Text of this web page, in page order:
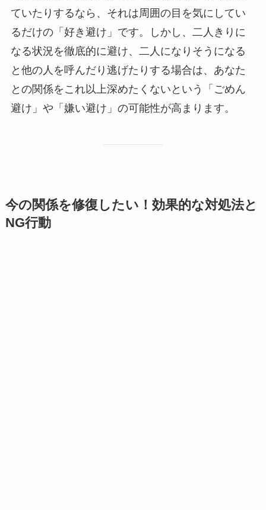
ていたりするなら、それは周囲の目を気にしてい
るだけの「好き避け」です。しかし、二人きりに
なる状況を徹底的に避け、二人になりそうになる
と他の人を呼んだり逃げたりする場合は、あなた
との関係をこれ以上深めたくないという「ごめん
避け」や「嫌い避け」の可能性が高まります。
今の関係を修復したい！効果的な対処法と
NG行動